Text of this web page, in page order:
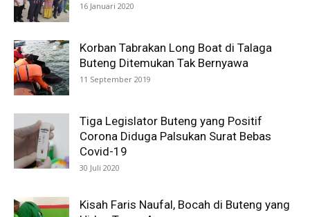
16 Januari 2020
Korban Tabrakan Long Boat di Talaga
Buteng Ditemukan Tak Bernyawa
11 September 2019
Tiga Legislator Buteng yang Positif
Corona Diduga Palsukan Surat Bebas
Covid-19
30 Juli 2020
Kisah Faris Naufal, Bocah di Buteng yang